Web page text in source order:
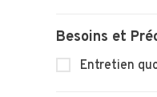
Besoins et
Entretien